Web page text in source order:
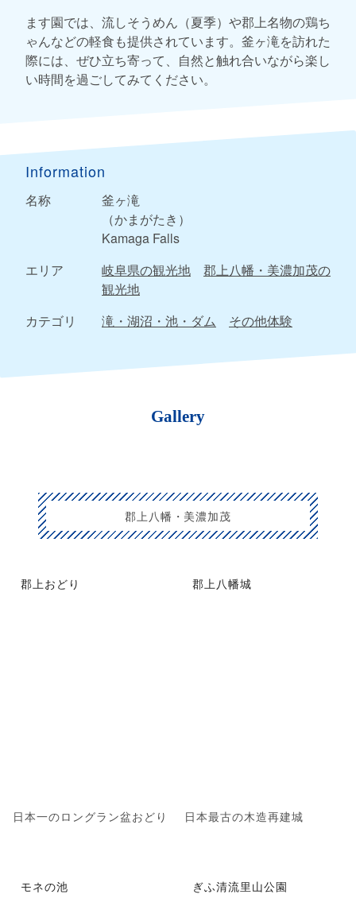
ます園では、流しそうめん（夏季）や郡上名物の鶏ち
ゃんなどの軽食も提供されています。釜ヶ滝を訪れた
際には、ぜひ立ち寄って、自然と触れ合いながら楽し
い時間を過ごしてみてください。
Information
名称
釜ヶ滝
（かまがたき）
Kamaga Falls
エリア
岐阜県の観光地
郡上八幡・美濃加茂の
観光地
カテゴリ
滝・湖沼・池・ダム その他体験
Gallery
郡上八幡・美濃加茂
郡上おどり
日本一のロングラン盆おどり
郡上八幡城
日本最古の木造再建城
モネの池 ぎふ清流里山公園